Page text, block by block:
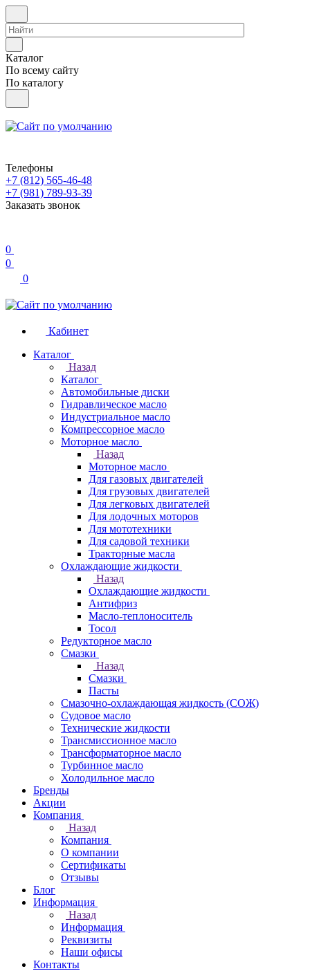
Каталог
По всему сайту
По каталогу
Телефоны
+7 (812) 565-46-48
+7 (981) 789-93-39
Заказать звонок
0
0
0
Кабинет
Каталог
Назад
Каталог
Автомобильные диски
Гидравлическое масло
Индустриальное масло
Компрессорное масло
Моторное масло
Назад
Моторное масло
Для газовых двигателей
Для грузовых двигателей
Для легковых двигателей
Для лодочных моторов
Для мототехники
Для садовой техники
Тракторные масла
Охлаждающие жидкости
Назад
Охлаждающие жидкости
Антифриз
Масло-теплоноситель
Тосол
Редукторное масло
Смазки
Назад
Смазки
Пасты
Смазочно-охлаждающая жидкость (СОЖ)
Судовое масло
Технические жидкости
Трансмиссионное масло
Трансформаторное масло
Турбинное масло
Холодильное масло
Бренды
Акции
Компания
Назад
Компания
О компании
Сертификаты
Отзывы
Блог
Информация
Назад
Информация
Реквизиты
Наши офисы
Контакты